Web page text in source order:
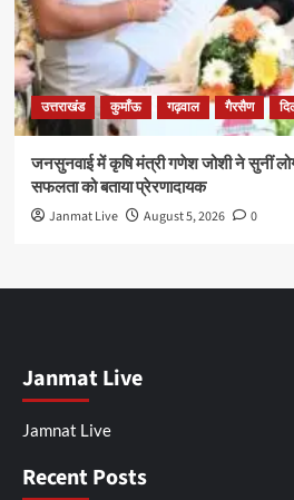
उत्तराखंड कुमाँऊ गढ़वाल गैरसैण
जनसुनवाई में कृषि मंत्री गणेश जोशी ने सुनीं
सफलता को बताया प्रेरणादायक
Janmat Live August 5, 2026 0
Janmat Live
Jamnat Live
Recent Posts